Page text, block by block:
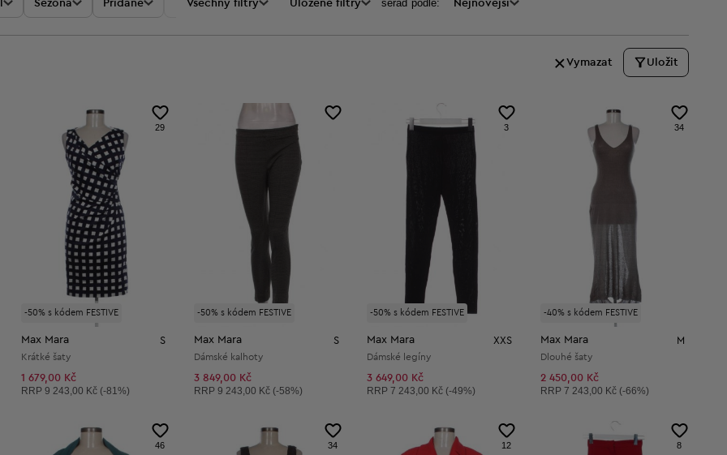
Sezóna Přidané Akce Cena
Všechny filtry Uložené filtry seraď podle: Nejnovější
Vymazat Uložit
-50% s kódem FESTIVE
29
Max Mara S
Krátké šaty
1 679,00 Kč
Doporučená cena:
RRP 9 243,00 Kč (-81%)
-50% s kódem FESTIVE
Max Mara S
Dámské kalhoty
3 849,00 Kč
Doporučená cena:
RRP 9 243,00 Kč (-58%)
-50% s kódem FESTIVE
3
Max Mara XXS
Dámské legíny
3 649,00 Kč
Doporučená cena:
RRP7 243,00 Kč (-49%)
-40% s kódem FESTIVE
34
Max Mara M
Dlouhé šaty
2 450,00 Kč
Doporučená cena:
RRP 7 243,00 Kč (-66%)
46 34 12 8